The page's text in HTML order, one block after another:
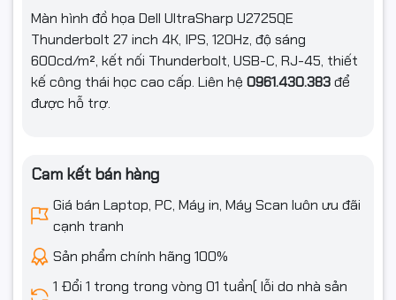
Màn hình đồ họa Dell UltraSharp U2725QE
Thunderbolt 27 inch 4K, IPS, 120Hz, độ sáng
600cd/m², kết nối Thunderbolt, USB-C, RJ-45, thiết
kế công thái học cao cấp. Liên hệ 0961.430.383để
được hỗ trợ.
Cam kết bán hàng
Giá bán Laptop, PC, Máy in, Máy Scan luôn ưu đãi
cạnh tranh
Sản phẩm chính hãng 100%
1 Đổi 1 trong trong vòng 01 tuần( lỗi do nhà sản